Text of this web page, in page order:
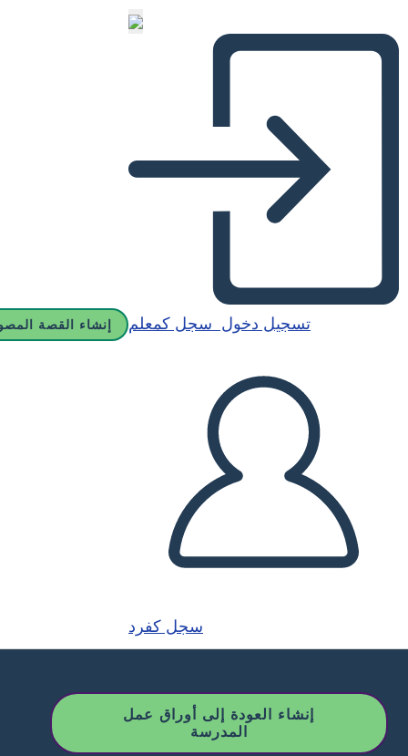
إنشاء القصة تسجيل دخول سجل كمعلم
سجل كفرد
إنشاء العودة إلى أوراق عمل
المدرسة